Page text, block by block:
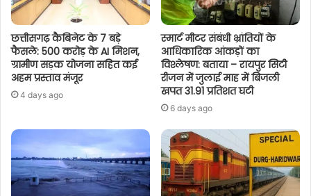
छत्तीसगढ़ कैबिनेट के 7 बड़े
फैसले: 500 करोड़ के AI मिशन,
ग्रामीण सड़क योजना सहित कई
अहम प्रस्ताव मंजूर
4 days ago
स्मार्ट मीटर संबंधी भ्रांतियों के
आधिकारिक आंकड़ों का
विश्लेषण: बताया – रायपुर सिटी
रीजन में जुलाई माह में बिजली
खपत 31.91 प्रतिशत घटी
6 days ago